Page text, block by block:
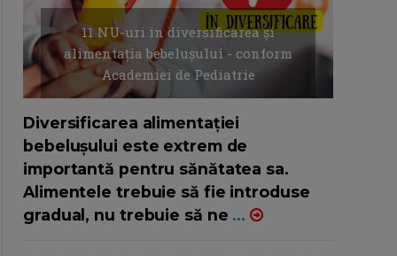
11 NU-uri in diversificarea și
alimentația bebelușului - conform
Academiei de Pediatrie
Diversificarea alimentației
bebelușului este extrem de
importantă pentru sănătatea sa.
Alimentele trebuie să fie introduse
gradual, nu trebuie să ne ...